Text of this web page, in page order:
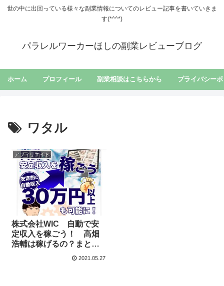
世の中に出回っている様々な副業情報についてのレビュー記事を書いていきま
す(*^^*)
パラレルワーカーほしの副業レビューブログ
ホーム プロフィール 副業相談はこちらから プライバシー
ワタル
アフィリエイト
株式会社WIC 自動で安
定収入を稼ごう！ 高畑
浩輔は稼げるの？まとめ
2021.05.27